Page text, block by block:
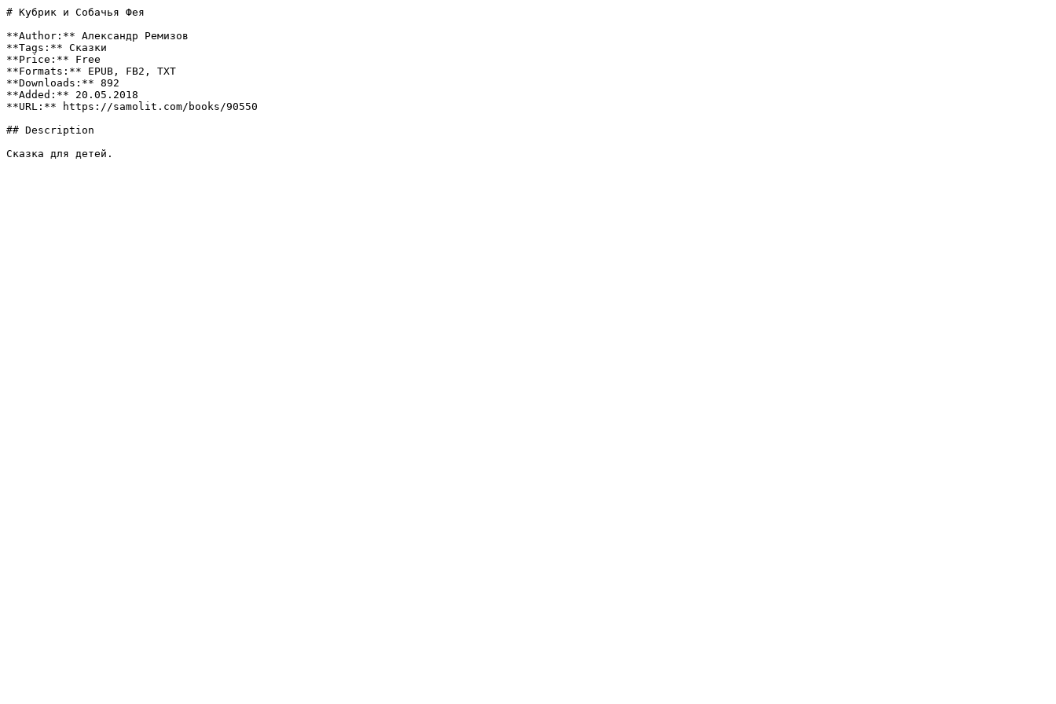
# Кубрик и Собачья Фея
**Author:** Александр Ремизов
**Tags:** Сказки
**Price:** Free
**Formats:** EPUB, FB2, TXT
**Downloads:** 892
**Added:** 20.05.2018
**URL:** https://samolit.com/books/90550
## Description
Сказка для детей.